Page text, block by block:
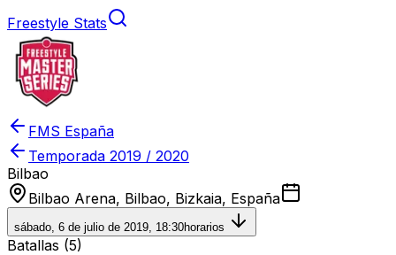
Freestyle Stats
FMS España
Temporada 2019 / 2020
Bilbao
Bilbao Arena, Bilbao, Bizkaia, España
sábado, 6 de julio de 2019, 18:30horarios
Batallas (5)